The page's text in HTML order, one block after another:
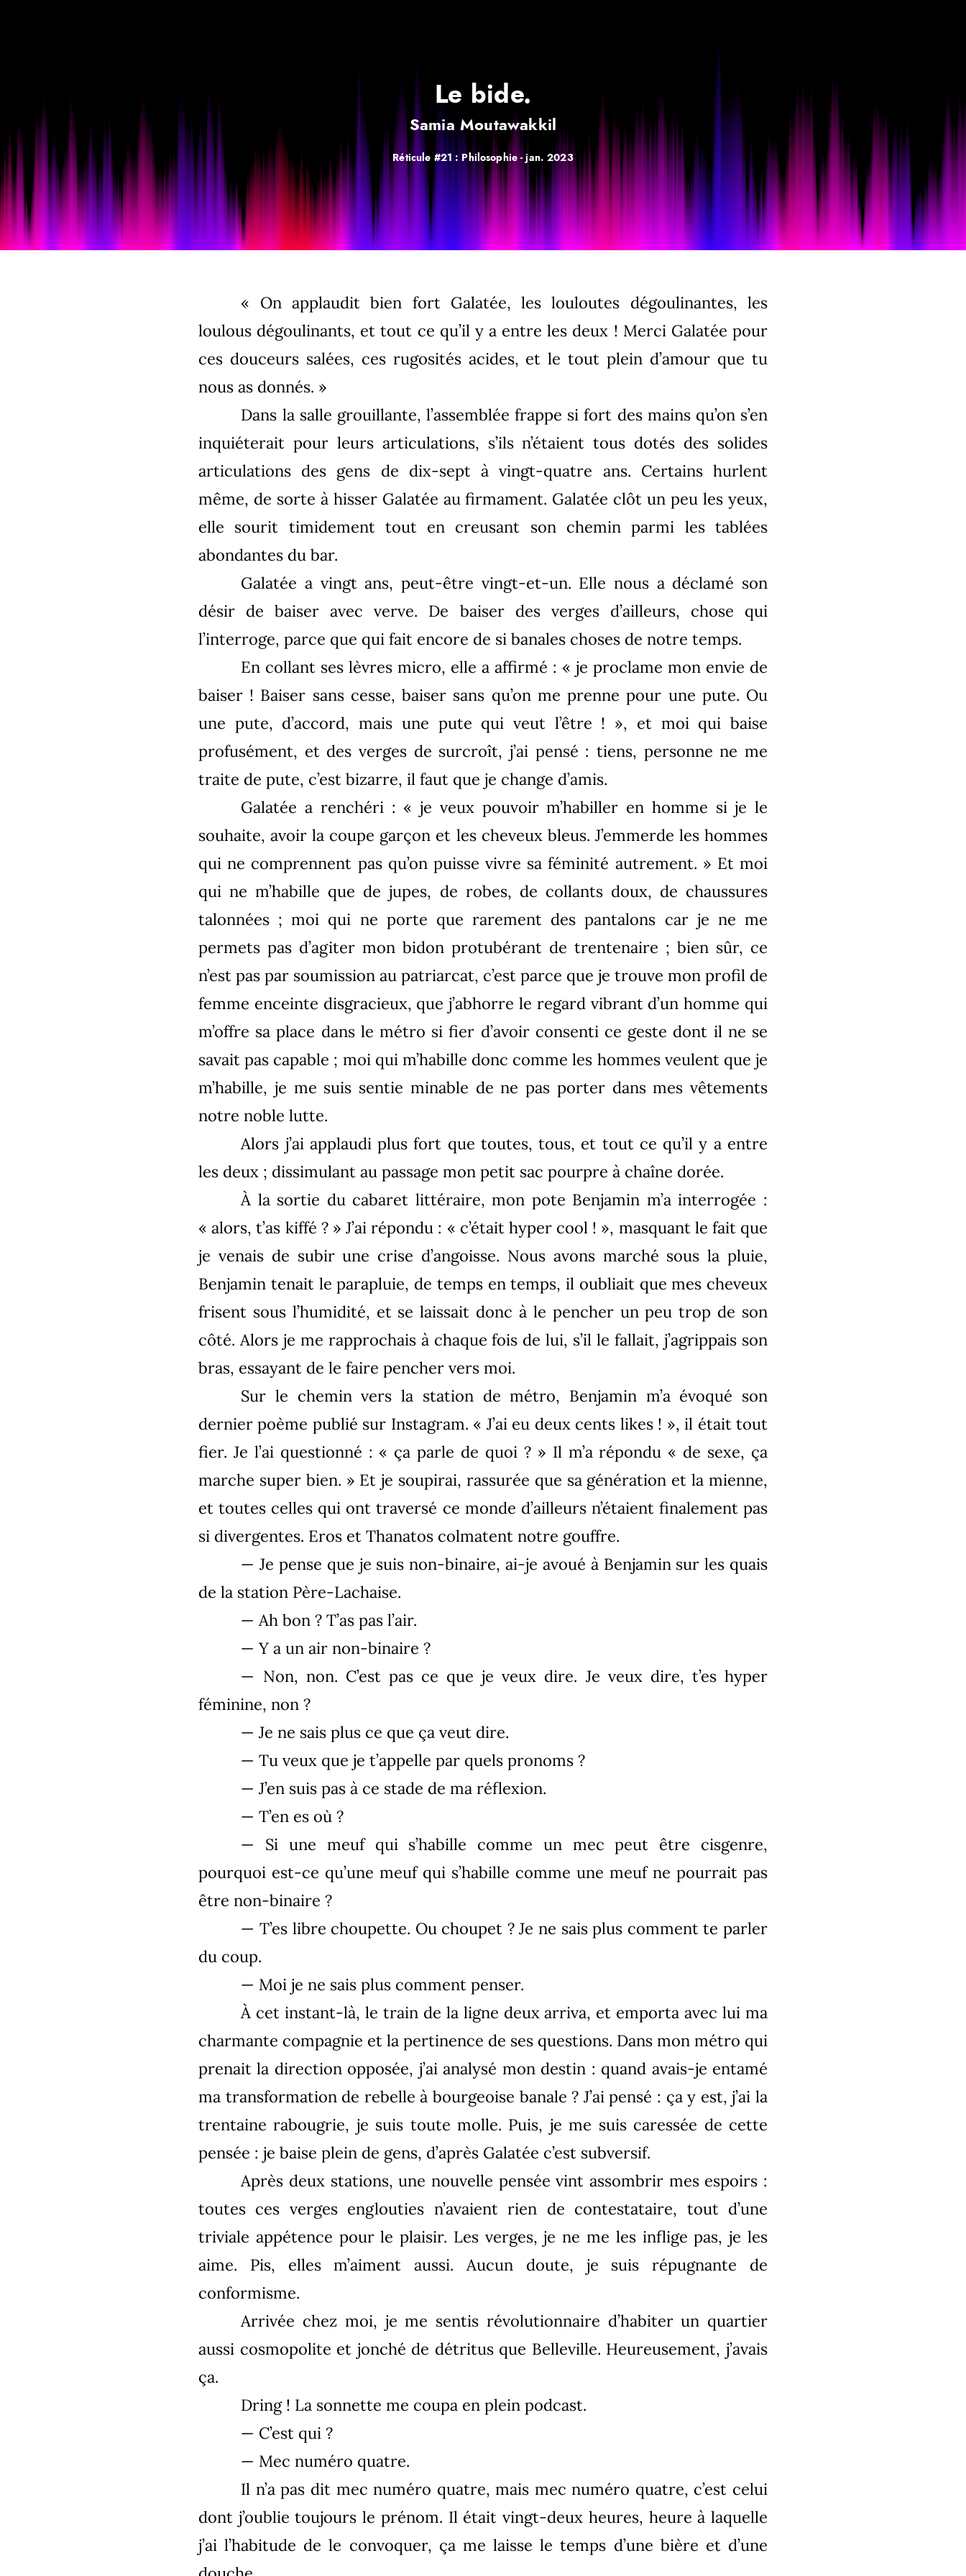
Le bide.
Samia Moutawakkil
Réticule #21 : Philosophie -jan. 2023
« On applaudit bien fort Galatée, les louloutes dégoulinantes, les
loulous dégoulinants, et tout ce qu’il y a entre les deux ! Merci Galatée pour
ces douceurs salées, ces rugosités acides, et le tout plein d’amour que tu
nous as donnés. »
Dans la salle grouillante, l’assemblée frappe si fort des mains qu’on s’en
inquiéterait pour leurs articulations, s’ils n’étaient tous dotés des solides
articulations des gens de dix-sept à vingt-quatre ans. Certains hurlent
même, de sorte à hisser Galatée au firmament. Galatée clôt un peu les yeux,
elle sourit timidement tout en creusant son chemin parmi les tablées
abondantes du bar.
Galatée a vingt ans, peut-être vingt-et-un. Elle nous a déclamé son
désir de baiser avec verve. De baiser des verges d’ailleurs, chose qui
l’interroge, parce que qui fait encore de si banales choses de notre temps.
En collant ses lèvres micro, elle a affirmé : « je proclame mon envie de
baiser ! Baiser sans cesse, baiser sans qu’on me prenne pour une pute. Ou
une pute, d’accord, mais une pute qui veut l’être ! », et moi qui baise
profusément, et des verges de surcroît, j’ai pensé : tiens, personne ne me
traite de pute, c’est bizarre, il faut que je change d’amis.
Galatée a renchéri : « je veux pouvoir m’habiller en homme si je le
souhaite, avoir la coupe garçon et les cheveux bleus. J’emmerde les hommes
qui ne comprennent pas qu’on puisse vivre sa féminité autrement. » Et moi
qui ne m’habille que de jupes, de robes, de collants doux, de chaussures
talonnées ; moi qui ne porte que rarement des pantalons car je ne me
permets pas d’agiter mon bidon protubérant de trentenaire ; bien sûr, ce
n’est pas par soumission au patriarcat, c’est parce que je trouve mon profil de
femme enceinte disgracieux, que j’abhorre le regard vibrant d’un homme qui
m’offre sa place dans le métro si fier d’avoir consenti ce geste dont il ne se
savait pas capable ; moi qui m’habille donc comme les hommes veulent que je
m’habille, je me suis sentie minable de ne pas porter dans mes vêtements
notre noble lutte.
Alors j’ai applaudi plus fort que toutes, tous, et tout ce qu’il y a entre
les deux ; dissimulant au passage mon petit sac pourpre à chaîne dorée.
À la sortie du cabaret littéraire, mon pote Benjamin m’a interrogée :
« alors, t’as kiffé ? » J’ai répondu : « c’était hyper cool ! », masquant le fait que
je venais de subir une crise d’angoisse. Nous avons marché sous la pluie,
Benjamin tenait le parapluie, de temps en temps, il oubliait que mes cheveux
frisent sous l’humidité, et se laissait donc à le pencher un peu trop de son
côté. Alors je me rapprochais à chaque fois de lui, s’il le fallait, j’agrippais son
bras, essayant de le faire pencher vers moi.
Sur le chemin vers la station de métro, Benjamin m’a évoqué son
dernier poème publié sur Instagram. « J’ai eu deux cents likes ! », il était tout
fier. Je l’ai questionné : « ça parle de quoi ? » Il m’a répondu « de sexe, ça
marche super bien. » Et je soupirai, rassurée que sa génération et la mienne,
et toutes celles qui ont traversé ce monde d’ailleurs n’étaient finalement pas
si divergentes. Eros et Thanatos colmatent notre gouffre.
— Je pense que je suis non-binaire, ai-je avoué à Benjamin sur les quais
de la station Père-Lachaise.
— Ah bon ? T’as pas l’air.
— Y a un air non-binaire ?
— Non, non. C’est pas ce que je veux dire. Je veux dire, t’es hyper
féminine, non ?
— Je ne sais plus ce que ça veut dire.
— Tu veux que je t’appelle par quels pronoms ?
— J’en suis pas à ce stade de ma réflexion.
— T’en es où ?
— Si une meuf qui s’habille comme un mec peut être cisgenre,
pourquoi est-ce qu’une meuf qui s’habille comme une meuf ne pourrait pas
être non-binaire ?
— T’es libre choupette. Ou choupet ? Je ne sais plus comment te parler
du coup.
— Moi je ne sais plus comment penser.
À cet instant-là, le train de la ligne deux arriva, et emporta avec lui ma
charmante compagnie et la pertinence de ses questions. Dans mon métro qui
prenait la direction opposée, j’ai analysé mon destin : quand avais-je entamé
ma transformation de rebelle à bourgeoise banale ? J’ai pensé : ça y est, j’ai la
trentaine rabougrie, je suis toute molle. Puis, je me suis caressée de cette
pensée : je baise plein de gens, d’après Galatée c’est subversif.
Après deux stations, une nouvelle pensée vint assombrir mes espoirs :
toutes ces verges englouties n’avaient rien de contestataire, tout d’une
triviale appétence pour le plaisir. Les verges, je ne me les inflige pas, je les
aime. Pis, elles m’aiment aussi. Aucun doute, je suis répugnante de
conformisme.
Arrivée chez moi, je me sentis révolutionnaire d’habiter un quartier
aussi cosmopolite et jonché de détritus que Belleville. Heureusement, j’avais
ça.
Dring ! La sonnette me coupa en plein podcast.
— C’est qui ?
— Mec numéro quatre.
Il n’a pas dit mec numéro quatre, mais mec numéro quatre, c’est celui
dont j’oublie toujours le prénom. Il était vingt-deux heures, heure à laquelle
j’ai l’habitude de le convoquer, ça me laisse le temps d’une bière et d’une